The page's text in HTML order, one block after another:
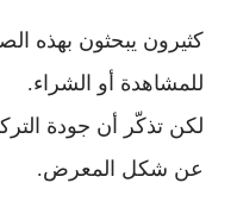
كثيرون يبحثون بهذه
للمشاهدة أو الشراء.
لكن تذكّر أن جودة
عن شكل المعرض.